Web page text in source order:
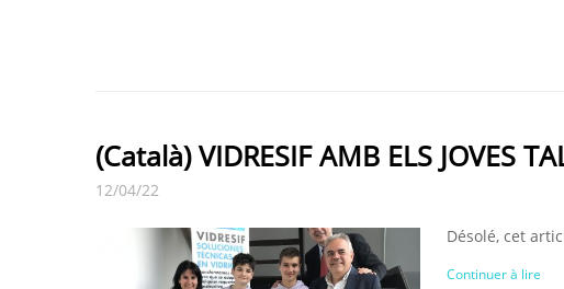
(Català) VIDRESIF AMB ELS JOVES
12/04/22
Désolé, cet
Continuer à lire